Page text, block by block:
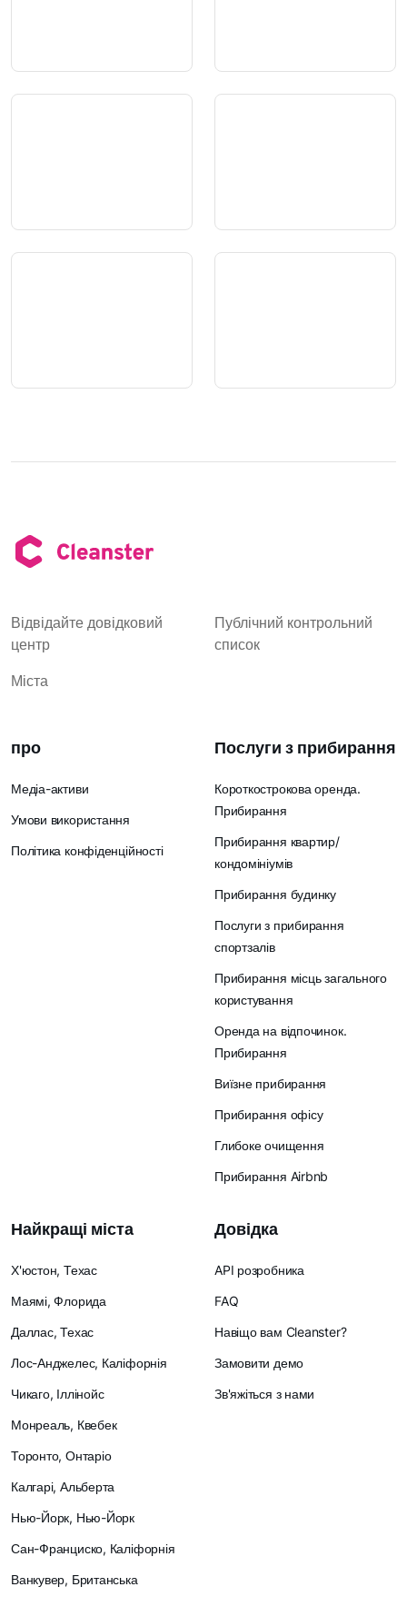
Відвідайте довідковий
центр
Публічний контрольний
список
Міста
про
Медіа-активи
Умови використання
Політика конфіденційності
Послуги з прибирання
Короткострокова оренда.
Прибирання
Прибирання квартир/
кондомініумів
Прибирання будинку
Послуги з прибирання
спортзалів
Прибирання місць загального
користування
Оренда на відпочинок.
Прибирання
Виїзне прибирання
Прибирання офісу
Глибоке очищення
Прибирання Airbnb
Найкращі міста
Х'юстон, Техас
Маямі, Флорида
Даллас, Техас
Лос-Анджелес, Каліфорнія
Чикаго, Іллінойс
Монреаль, Квебек
Торонто, Онтаріо
Калгарі, Альберта
Нью-Йорк, Нью-Йорк
Сан-Франциско, Каліфорнія
Ванкувер, Британська
Довідка
API розробника
FAQ
Навіщо вам Cleanster?
Замовити демо
Зв'яжіться з нами